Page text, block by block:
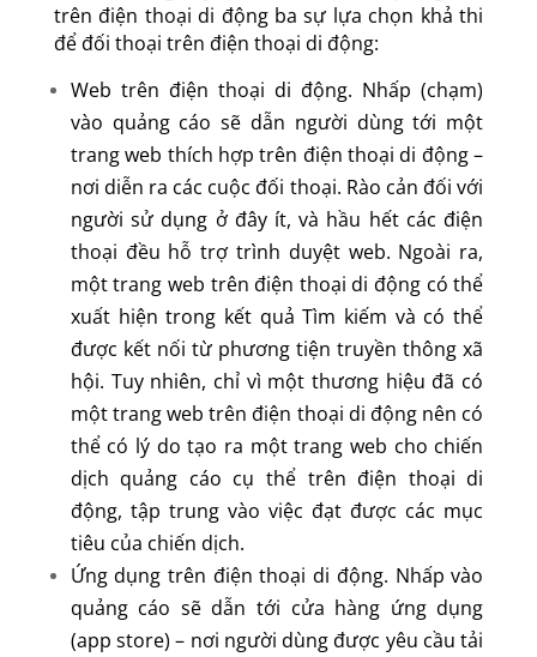
trên điện thoại di động ba sự lựa chọn khả thi
để đối thoại trên điện thoại di động:
Web trên điện thoại di động. Nhấp (chạm)
vào quảng cáo sẽ dẫn người dùng tới một
trang web thích hợp trên điện thoại di động –
nơi diễn ra các cuộc đối thoại. Rào cản đối với
người sử dụng ở đây ít, và hầu hết các điện
thoại đều hỗ trợ trình duyệt web. Ngoài ra,
một trang web trên điện thoại di động có thể
xuất hiện trong kết quả Tìm kiếm và có thể
được kết nối từ phương tiện truyền thông xã
hội. Tuy nhiên, chỉ vì một thương hiệu đã có
một trang web trên điện thoại di động nên có
thể có lý do tạo ra một trang web cho chiến
dịch quảng cáo cụ thể trên điện thoại di
động, tập trung vào việc đạt được các mục
tiêu của chiến dịch.
Ứng dụng trên điện thoại di động. Nhấp vào
quảng cáo sẽ dẫn tới cửa hàng ứng dụng
(app store) – nơi người dùng được yêu cầu tải